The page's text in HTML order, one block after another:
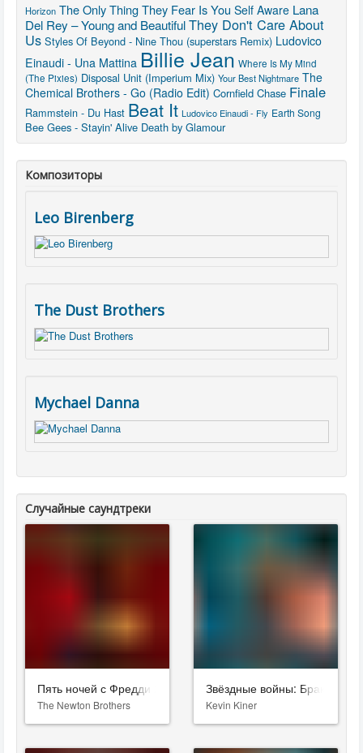
Horizon The Only Thing They Fear Is You Self Aware Lana
Del Rey – Young and BeautifulThey Don't Care About
Us Styles Of Beyond - Nine Thou (superstars Remix) Ludovico
Einaudi - Una Mattina Billie Jean Where Is My Mind
(The Pixies) Disposal Unit (Imperium Mix) Your Best Nightmare The
Chemical Brothers - Go (Radio Edit) Cornfield Chase Finale
Rammstein - Du Hast Beat It Ludovico Einaudi - Fly Earth Song
Bee Gees - Stayin' Alive Death by Glamour
Композиторы
Leo Birenberg
The Dust Brothers
Mychael Danna
Случайные саундтреки
Пять ночей с Фредди 2
The Newton Brothers
Звёздные войны:
Kevin Kiner